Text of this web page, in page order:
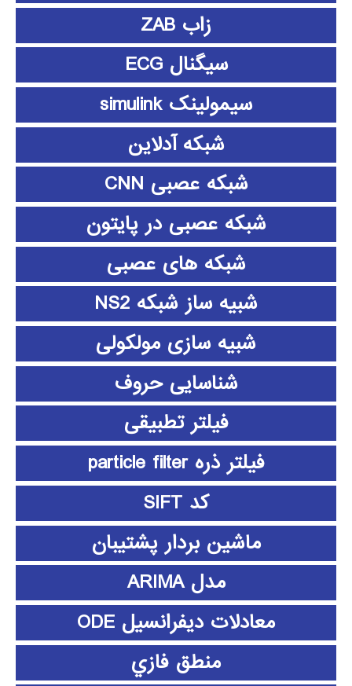
زاب ZAB
سیگنال ECG
سیمولینک simulink
شبکه آدلاین
شبکه عصبی CNN
شبکه عصبی در پایتون
شبکه های عصبی
شبیه ساز شبکه NS2
شبیه سازی مولکولی
شناسایی حروف
فیلتر تطبیقی
فیلتر ذره particle filter
کد SIFT
ماشین بردار پشتیبان
مدل ARIMA
معادلات دیفرانسیل ODE
منطق فازي